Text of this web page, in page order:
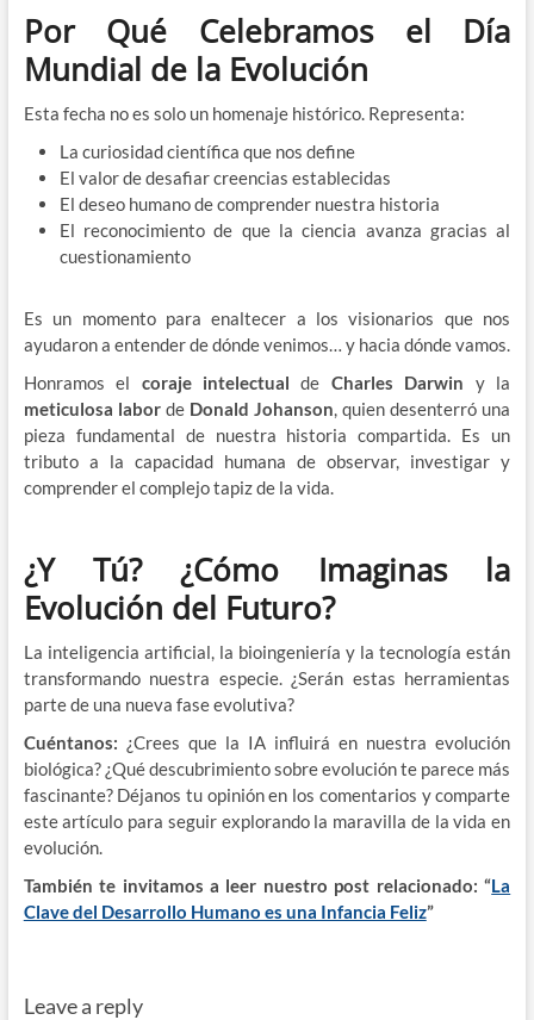
Por Qué Celebramos el Día
Mundial de la Evolución
Esta fecha no es solo un homenaje histórico. Representa:
La curiosidad científica que nos define
El valor de desafiar creencias establecidas
El deseo humano de comprender nuestra historia
El reconocimiento de que la ciencia avanza gracias al
cuestionamiento
Es un momento para enaltecer a los visionarios que nos
ayudaron a entender de dónde venimos… y hacia dónde vamos.
Honramos el coraje intelectual de Charles Darwin y la
meticulosa laborde Donald Johanson, quien desenterró una
pieza fundamental de nuestra historia compartida. Es un
tributo a la capacidad humana de observar, investigar y
comprender el complejo tapiz de la vida.
¿Y Tú? ¿Cómo Imaginas la
Evolución del Futuro?
La inteligencia artificial, la bioingeniería y la tecnología están
transformando nuestra especie. ¿Serán estas herramientas
parte de una nueva fase evolutiva?
Cuéntanos: ¿Crees que la IA influirá en nuestra evolución
biológica? ¿Qué descubrimiento sobre evolución te parece más
fascinante? Déjanos tu opinión en los comentarios y comparte
este artículo para seguir explorando la maravilla de la vida en
evolución.
También te invitamos a leer nuestro post relacionado: “La
Clave del Desarrollo Humano es una Infancia Feliz”
Leave a reply